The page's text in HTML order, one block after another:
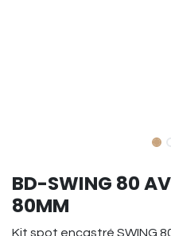
BD-SWING 80
80MM
Kit spot encastré SWING